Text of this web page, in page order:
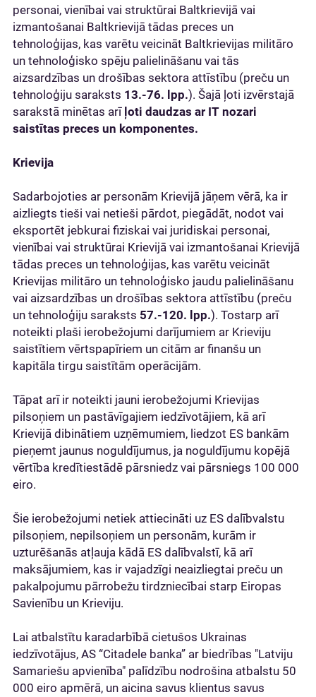
personai, vienībai vai struktūrai Baltkrievijā vai
izmantošanai Baltkrievijā tādas preces un
tehnoloģijas, kas varētu veicināt Baltkrievijas militāro
un tehnoloģisko spēju palielināšanu vai tās
aizsardzības un drošības sektora attīstību (preču un
tehnoloģiju saraksts 13.-76. lpp.). Šajā ļoti izvērstajā
sarakstā minētas arī ļoti daudzas ar IT nozari
saistītas preces un komponentes.
Krievija
Sadarbojoties ar personām Krievijā jāņem vērā, ka ir
aizliegts tieši vai netieši pārdot, piegādāt, nodot vai
eksportēt jebkurai fiziskai vai juridiskai personai,
vienībai vai struktūrai Krievijā vai izmantošanai Krievijā
tādas preces un tehnoloģijas, kas varētu veicināt
Krievijas militāro un tehnoloģisko jaudu palielināšanu
vai aizsardzības un drošības sektora attīstību (preču
un tehnoloģiju saraksts 57.-120. lpp.). Tostarp arī
noteikti plaši ierobežojumi darījumiem ar Krieviju
saistītiem vērtspapīriem un citām ar finanšu un
kapitāla tirgu saistītām operācijām.
Tāpat arī ir noteikti jauni ierobežojumi Krievijas
pilsoņiem un pastāvīgajiem iedzīvotājiem, kā arī
Krievijā dibinātiem uzņēmumiem, liedzot ES bankām
pieņemt jaunus noguldījumus, ja noguldījumu kopējā
vērtība kredītiestādē pārsniedz vai pārsniegs 100 000
eiro.
Šie ierobežojumi netiek attiecināti uz ES dalībvalstu
pilsoņiem, nepilsoņiem un personām, kurām ir
uzturēšanās atļauja kādā ES dalībvalstī, kā arī
maksājumiem, kas ir vajadzīgi neaizliegtai preču un
pakalpojumu pārrobežu tirdzniecībai starp Eiropas
Savienību un Krieviju.
Lai atbalstītu karadarbībā cietušos Ukrainas
iedzīvotājus, AS “Citadele banka” ar biedrības "Latviju
Samariešu apvienība" palīdzību nodrošina atbalstu 50
000 eiro apmērā, un aicina savus klientus savus